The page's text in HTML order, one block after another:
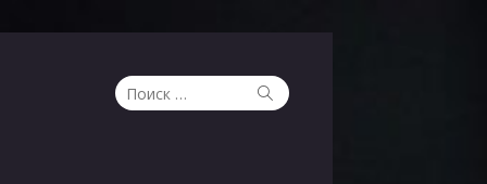
Поиск
по:
Поиск